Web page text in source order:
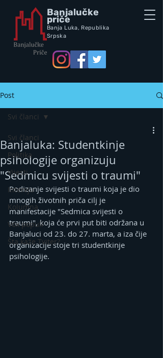
Banjalučke
priče
Banja Luka, Republika
Srpska
Post
Svi članci
Politika
Vijesti
Intervju
Kolumna
Vox populi
Šta kaže Tviter?
Svi članci
Banjaluka: Studentkinje
psihologije organizuju
"Sedmicu svijesti o traumi"
Podizanje svijesti o traumi koja je dio
mnogih životnih priča cilj je
manifestacije "Sedmica svijesti o
traumi", koja će prvi put biti održana u
Banjaluci od 23. do 27. marta, a iza čije
organizacije stoje tri studentkinje
psihologije.